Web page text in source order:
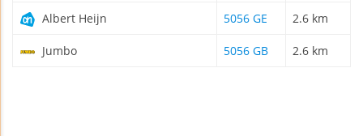
Albert Heijn 5056 GE 2.6 km
Jumbo 5056 GB 2.6 km